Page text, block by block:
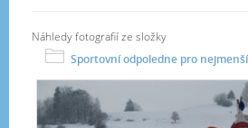
Náhledy fotografií ze složky
Sportovní odpoledne pro nejmenší